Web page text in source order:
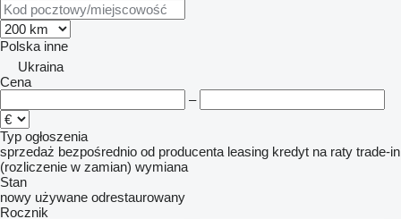
Polska inne
Ukraina
Cena
–
Typ ogłoszenia
sprzedaż bezpośrednio od producenta leasing kredyt na raty trade-in
(rozliczenie w zamian) wymiana
Stan
nowy używane odrestaurowany
Rocznik